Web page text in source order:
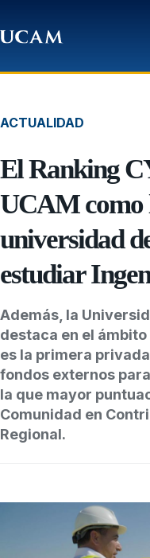
ACTUALIDAD
El Ranking
UCAM como
universidad
estudiar
Además, la
destaca en el
es la primera
fondos externos
la que mayor
Comunidad en
Regional.